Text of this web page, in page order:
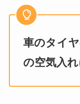
車のタイ
の空気入